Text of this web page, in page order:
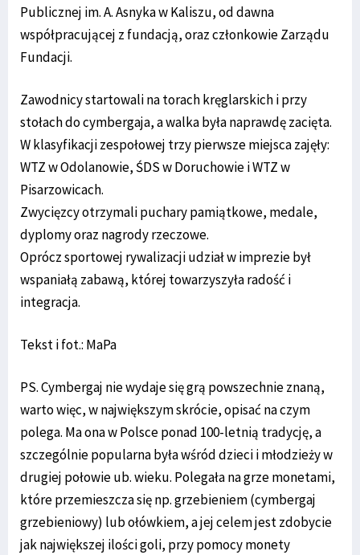
Publicznej im. A. Asnyka w Kaliszu, od dawna
współpracującej z fundacją, oraz członkowie Zarządu
Fundacji.
Zawodnicy startowali na torach kręglarskich i przy
stołach do cymbergaja, a walka była naprawdę zacięta.
W klasyfikacji zespołowej trzy pierwsze miejsca zajęły:
WTZ w Odolanowie, ŚDS w Doruchowie i WTZ w
Pisarzowicach.
Zwycięzcy otrzymali puchary pamiątkowe, medale,
dyplomy oraz nagrody rzeczowe.
Oprócz sportowej rywalizacji udział w imprezie był
wspaniałą zabawą, której towarzyszyła radość i
integracja.
Tekst i fot.: MaPa
PS. Cymbergaj nie wydaje się grą powszechnie znaną,
warto więc, w największym skrócie, opisać na czym
polega. Ma ona w Polsce ponad 100-letnią tradycję, a
szczególnie popularna była wśród dzieci i młodzieży w
drugiej połowie ub. wieku. Polegała na grze monetami,
które przemieszcza się np. grzebieniem (cymbergaj
grzebieniowy) lub ołówkiem, a jej celem jest zdobycie
jak największej ilości goli, przy pomocy monety